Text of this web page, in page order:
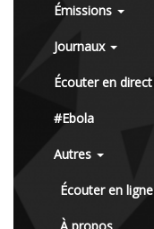
Émissions
Journaux
Écouter en direct
#Ebola
Autres
Écouter en ligne